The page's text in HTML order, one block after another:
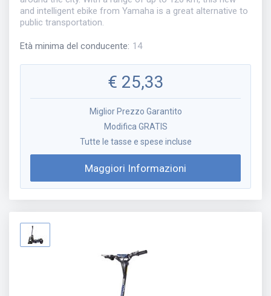
and intelligent ebike from Yamaha is a great alternative to
public transportation.
Età minima del conducente: 14
€ 25,33
Miglior Prezzo Garantito
Modifica GRATIS
Tutte le tasse e spese incluse
Maggiori Informazioni